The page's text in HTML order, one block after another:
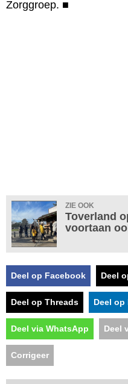
Zorggroep. ■
ZIE OOK
Toverland
voortaan
Deel op Facebook Deel
Deel op Threads Deel op
Deel via WhatsApp Deel
Corrigeer